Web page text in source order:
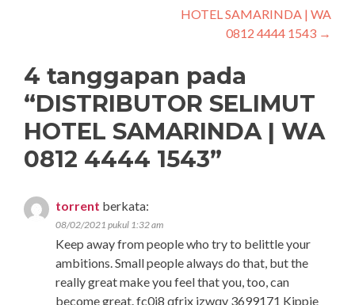
HOTEL SAMARINDA | WA
0812 4444 1543 →
4 tanggapan pada
“DISTRIBUTOR SELIMUT
HOTEL SAMARINDA | WA
0812 4444 1543”
torrent berkata:
08/02/2021 pukul 1:32 am
Keep away from people who try to belittle your
ambitions. Small people always do that, but the
really great make you feel that you, too, can
become great. fc0j8 qfrix izwqv 3699171 Kippie